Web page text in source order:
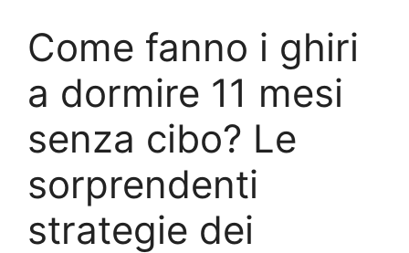
Come fanno i ghiri
a dormire 11 mesi
senza cibo? Le
sorprendenti
strategie dei